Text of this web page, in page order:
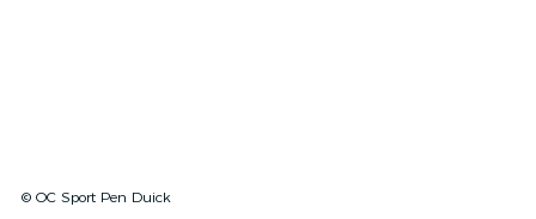
© OC Sport Pen Duick